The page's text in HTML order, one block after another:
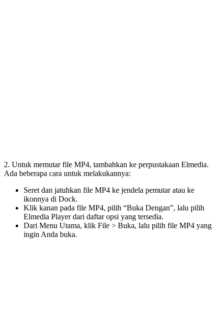
2. Untuk memutar file MP4, tambahkan ke perpustakaan Elmedia.
Ada beberapa cara untuk melakukannya:
Seret dan jatuhkan file MP4 ke jendela pemutar atau ke
ikonnya di Dock.
Klik kanan pada file MP4, pilih “Buka Dengan”, lalu pilih
Elmedia Player dari daftar opsi yang tersedia.
Dari Menu Utama, klik File > Buka, lalu pilih file MP4 yang
ingin Anda buka.